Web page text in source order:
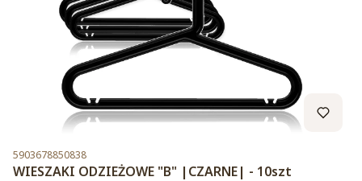
Kod produktu
5903678850838
WIESZAKI ODZIEŻOWE "B" |CZARNE| - 10szt